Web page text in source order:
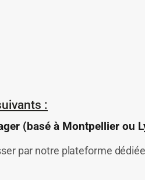
:
(basé à Montpellier ou
par notre plateforme